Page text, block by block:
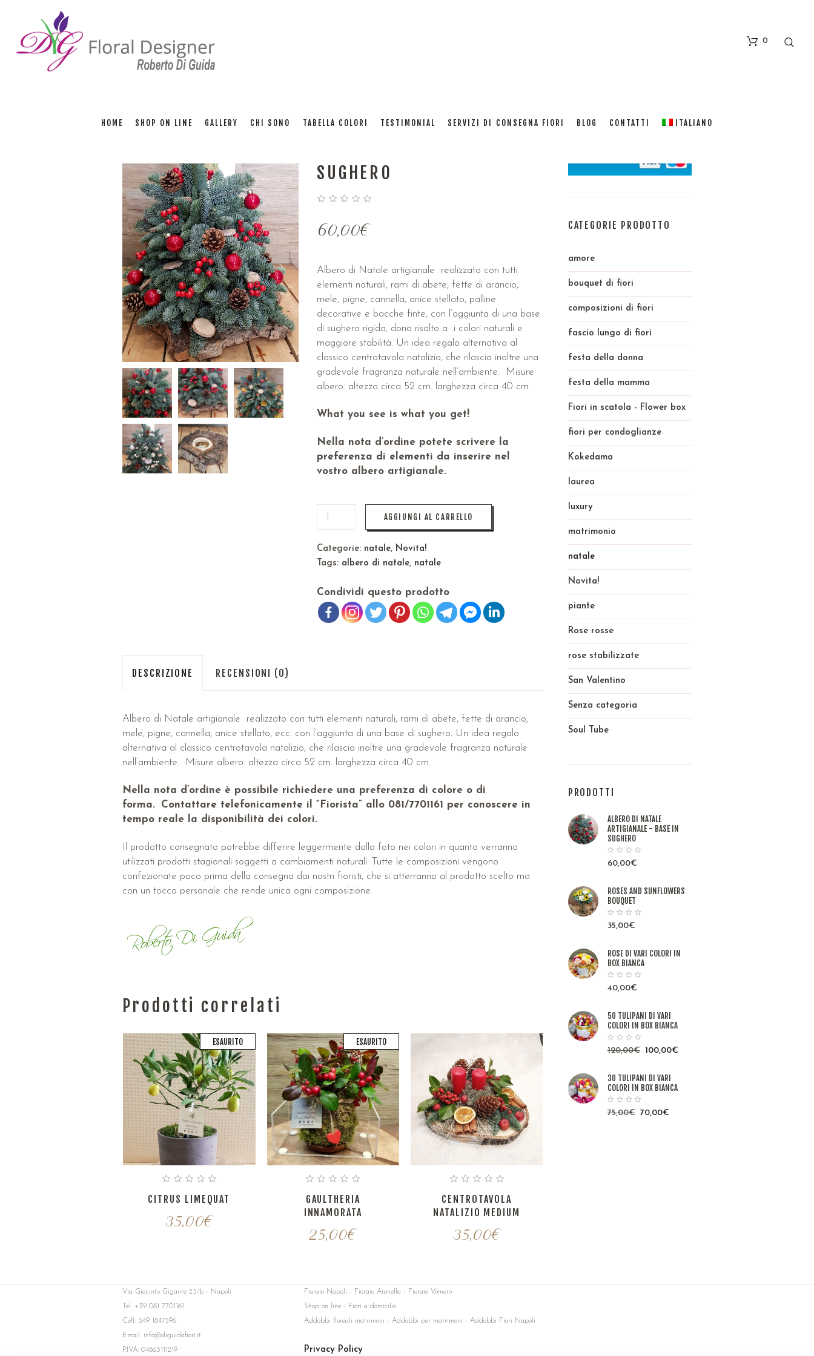
0
HOME SHOP ON LINE GALLERY CHI SONO TABELLA COLORI TESTIMONIAL SERVIZI DI CONSEGNA FIORI BLOG CONTATTI ITALIANO
ALBERO DI NATALE
SUGHERO
60,00€
Albero di Natale artigianale realizzato con tutti
elementi naturali, rami di abete, fette di arancio,
mele, pigne, cannella, anice stellato, palline
decorative e bacche finte, con l’aggiunta di una base
di sughero rigida, dona risalto a i colori naturali e
maggiore stabilità. Un idea regalo alternativa al
classico centrotavola natalizio, che rilascia inoltre una
gradevole fragranza naturale nell’ambiente. Misure
albero: altezza circa 52 cm. larghezza circa 40 cm.
What you see is what you get!
Nella nota d’ordine potete scrivere la
preferenza di elementi da inserire nel
vostro albero artigianale.
AGGIUNGI AL CARRELLO
Categorie: natale, Novita!
Tags: albero di natale, natale
Condividi questo prodotto
DESCRIZIONE RECENSIONI (0)
Albero di Natale artigianale realizzato con tutti elementi naturali, rami di abete, fette di arancio,
mele, pigne, cannella, anice stellato, ecc. con l’aggiunta di una base di sughero. Un idea regalo
alternativa al classico centrotavola natalizio, che rilascia inoltre una gradevole fragranza naturale
nell’ambiente. Misure albero: altezza circa 52 cm. larghezza circa 40 cm.
Nella nota d’ordine è possibile richiedere una preferenza di colore o di
forma.
Contattare telefonicamente il “Fiorista” allo 081/7701161 per conoscere in
tempo reale la disponibilità dei colori.
Il prodotto consegnato potrebbe differire leggermente dalla foto nei colori in quanto verranno
utilizzati prodotti stagionali soggetti a cambiamenti naturali. Tutte le composizioni vengono
confezionate poco prima della consegna dai nostri fioristi, che si atterranno al prodotto scelto ma
con un tocco personale che rende unica ogni composizione.
Prodotti correlati
ESAURITO
CITRUS LIMEQUAT
35,00€
ESAURITO
GAULTHERIA
INNAMORATA
25,00€
CENTROTAVOLA
NATALIZIO MEDIUM
35,00€
CATEGORIE PRODOTTO
amore
bouquet di fiori
composizioni di fiori
fascio lungo di fiori
festa della donna
festa della mamma
Fiori in scatola - Flower box
fiori per condoglianze
Kokedama
laurea
luxury
matrimonio
natale
Novita!
piante
Rose rosse
rose stabilizzate
San Valentino
Senza categoria
Soul Tube
PRODOTTI
ALBERO DI NATALE
ARTIGIANALE - BASE IN
SUGHERO
60,00€
ROSES AND SUNFLOWERS
BOUQUET
35,00€
ROSE DI VARI COLORI IN
BOX BIANCA
40,00€
50 TULIPANI DI VARI
COLORI IN BOX BIANCA
120,00€ 100,00€
30 TULIPANI DI VARI
COLORI IN BOX BIANCA
75,00€ 70,00€
Via Giacinto Gigante 23/b - Napoli
Tel: +39 081 7701161
Cell: 349 1847596
Email: info@diguidafiori.it
P.IVA: 04863111219
Fioraio Napoli - Fioraio Arenella - Fioraio Vomero
Shop on line - Fiori a domicilio
Addobbi floreali matrimoni - Addobbi per matrimoni - Addobbi Fiori Napoli
Privacy Policy